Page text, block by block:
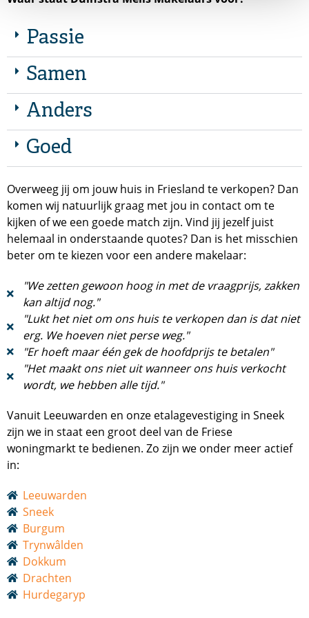
Passie
Samen
Anders
Goed
Overweeg jij om jouw huis in Friesland te verkopen? Dan
komen wij natuurlijk graag met jou in contact om te
kijken of we een goede match zijn. Vind jij jezelf juist
helemaal in onderstaande quotes? Dan is het misschien
beter om te kiezen voor een andere makelaar:
"We zetten gewoon hoog in met de vraagprijs, zakken
kan altijd nog."
"Lukt het niet om ons huis te verkopen dan is dat niet
erg. We hoeven niet perse weg."
"Er hoeft maar één gek de hoofdprijs te betalen"
"Het maakt ons niet uit wanneer ons huis verkocht
wordt, we hebben alle tijd."
Vanuit Leeuwarden en onze etalagevestiging in Sneek
zijn we in staat een groot deel van de Friese
woningmarkt te bedienen. Zo zijn we onder meer actief
in:
Leeuwarden
Sneek
Burgum
Trynwâlden
Dokkum
Drachten
Hurdegaryp